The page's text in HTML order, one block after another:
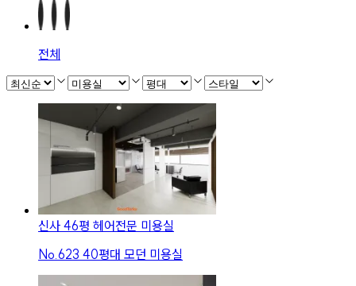
전체
신사 46평 헤어전문 미용실
No. 623 40평대 모던 미용실